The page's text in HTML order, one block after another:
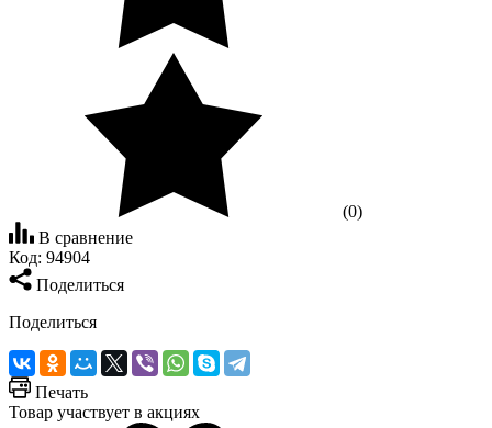
(0)
В сравнение
Код: 94904
Поделиться
Поделиться
Печать
Товар участвует в акциях